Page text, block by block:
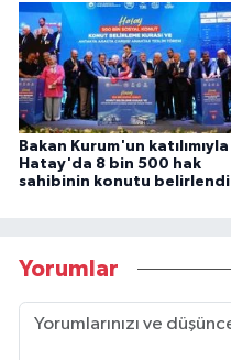
Bakan Kurum'un katılımıyla
Hatay'da 8 bin 500 hak
sahibinin konutu belirlendi
Yorumlar